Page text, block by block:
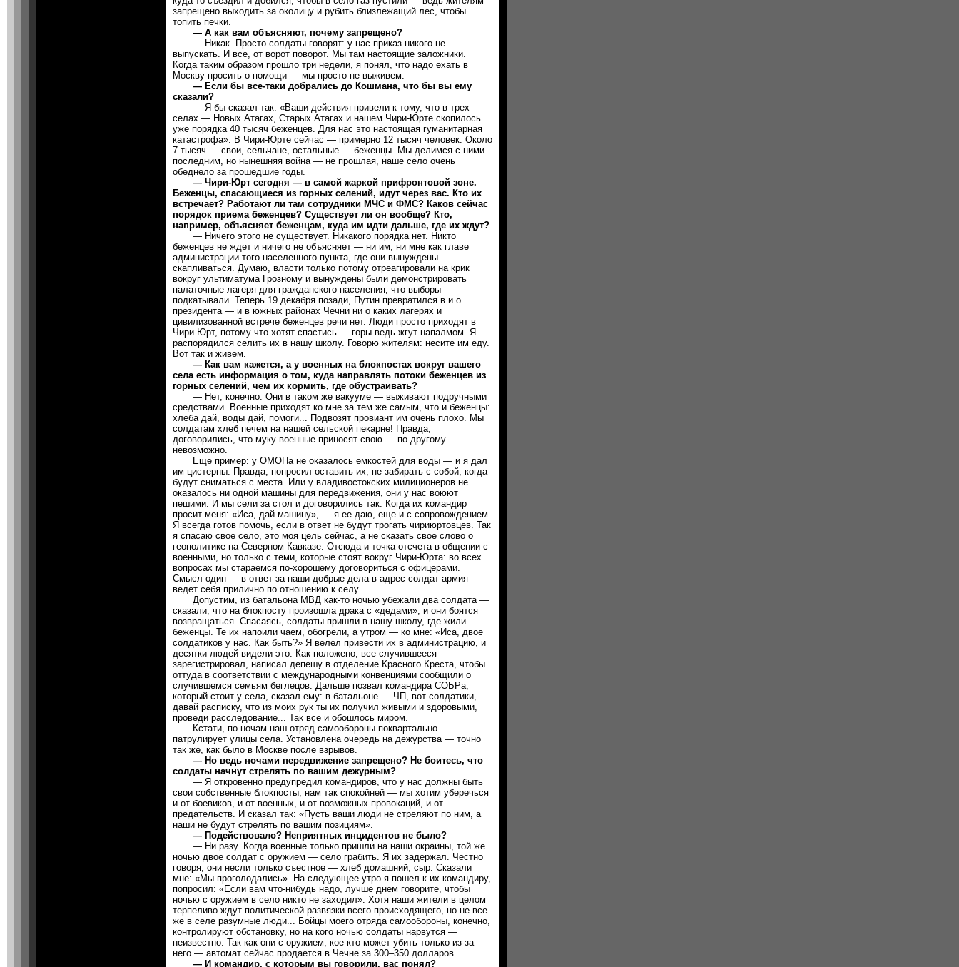
запрещено выходить за околицу и рубить близлежащий лес, чтобы
топить печки.
— А как вам объясняют, почему запрещено?
— Никак. Просто солдаты говорят: у нас приказ никого не
выпускать. И все, от ворот поворот. Мы там настоящие заложники.
Когда таким образом прошло три недели, я понял, что надо ехать в
Москву просить о помощи — мы просто не выживем.
— Если бы все-таки добрались до Кошмана, что бы вы ему
сказали?
— Я бы сказал так: «Ваши действия привели к тому, что в трех
селах — Новых Атагах, Старых Атагах и нашем Чири-Юрте скопилось
уже порядка 40 тысяч беженцев. Для нас это настоящая гуманитарная
катастрофа». В Чири-Юрте сейчас — примерно 12 тысяч человек. Около
7 тысяч — свои, сельчане, остальные — беженцы. Мы делимся с ними
последним, но нынешняя война — не прошлая, наше село очень
обеднело за прошедшие годы.
— Чири-Юрт сегодня — в самой жаркой прифронтовой зоне.
Беженцы, спасающиеся из горных селений, идут через вас. Кто их
встречает? Работают ли там сотрудники МЧС и ФМС? Каков сейчас
порядок приема беженцев? Существует ли он вообще? Кто,
например, объясняет беженцам, куда им идти дальше, где их ждут?
— Ничего этого не существует. Никакого порядка нет. Никто
беженцев не ждет и ничего не объясняет — ни им, ни мне как главе
администрации того населенного пункта, где они вынуждены
скапливаться. Думаю, власти только потому отреагировали на крик
вокруг ультиматума Грозному и вынуждены были демонстрировать
палаточные лагеря для гражданского населения, что выборы
подкатывали. Теперь 19 декабря позади, Путин превратился в и.о.
президента — и в южных районах Чечни ни о каких лагерях и
цивилизованной встрече беженцев речи нет. Люди просто приходят в
Чири-Юрт, потому что хотят спастись — горы ведь жгут напалмом. Я
распорядился селить их в нашу школу. Говорю жителям: несите им еду.
Вот так и живем.
— Как вам кажется, а у военных на блокпостах вокруг вашего
села есть информация о том, куда направлять потоки беженцев из
горных селений, чем их кормить, где обустраивать?
— Нет, конечно. Они в таком же вакууме — выживают подручными
средствами. Военные приходят ко мне за тем же самым, что и беженцы:
хлеба дай, воды дай, помоги... Подвозят провиант им очень плохо. Мы
солдатам хлеб печем на нашей сельской пекарне! Правда,
договорились, что муку военные приносят свою — по-другому
невозможно.
Еще пример: у ОМОНа не оказалось емкостей для воды — и я дал
им цистерны. Правда, попросил оставить их, не забирать с собой, когда
будут сниматься с места. Или у владивостокских милиционеров не
оказалось ни одной машины для передвижения, они у нас воюют
пешими. И мы сели за стол и договорились так. Когда их командир
просит меня: «Иса, дай машину», — я ее даю, еще и с сопровождением.
Я всегда готов помочь, если в ответ не будут трогать чириюртовцев. Так
я спасаю свое село, это моя цель сейчас, а не сказать свое слово о
геополитике на Северном Кавказе. Отсюда и точка отсчета в общении с
военными, но только с теми, которые стоят вокруг Чири-Юрта: во всех
вопросах мы стараемся по-хорошему договориться с офицерами.
Смысл один — в ответ за наши добрые дела в адрес солдат армия
ведет себя прилично по отношению к селу.
Допустим, из батальона МВД как-то ночью убежали два солдата —
сказали, что на блокпосту произошла драка с «дедами», и они боятся
возвращаться. Спасаясь, солдаты пришли в нашу школу, где жили
беженцы. Те их напоили чаем, обогрели, а утром — ко мне: «Иса, двое
солдатиков у нас. Как быть?» Я велел привести их в администрацию, и
десятки людей видели это. Как положено, все случившееся
зарегистрировал, написал депешу в отделение Красного Креста, чтобы
оттуда в соответствии с международными конвенциями сообщили о
случившемся семьям беглецов. Дальше позвал командира СОБРа,
который стоит у села, сказал ему: в батальоне — ЧП, вот солдатики,
давай расписку, что из моих рук ты их получил живыми и здоровыми,
проведи расследование... Так все и обошлось миром.
Кстати, по ночам наш отряд самообороны поквартально
патрулирует улицы села. Установлена очередь на дежурства — точно
так же, как было в Москве после взрывов.
— Но ведь ночами передвижение запрещено? Не боитесь, что
солдаты начнут стрелять по вашим дежурным?
— Я откровенно предупредил командиров, что у нас должны быть
свои собственные блокпосты, нам так спокойней — мы хотим уберечься
и от боевиков, и от военных, и от возможных провокаций, и от
предательств. И сказал так: «Пусть ваши люди не стреляют по ним, а
наши не будут стрелять по вашим позициям».
— Подействовало? Неприятных инцидентов не было?
— Ни разу. Когда военные только пришли на наши окраины, той же
ночью двое солдат с оружием — село грабить. Я их задержал. Честно
говоря, они несли только съестное — хлеб домашний, сыр. Сказали
мне: «Мы проголодались». На следующее утро я пошел к их командиру,
попросил: «Если вам что-нибудь надо, лучше днем говорите, чтобы
ночью с оружием в село никто не заходил». Хотя наши жители в целом
терпеливо ждут политической развязки всего происходящего, но не все
же в селе разумные люди... Бойцы моего отряда самообороны, конечно,
контролируют обстановку, но на кого ночью солдаты нарвутся —
неизвестно. Так как они с оружием, кое-кто может убить только из-за
него — автомат сейчас продается в Чечне за 300–350 долларов.
— И командир, с которым вы говорили, вас понял?